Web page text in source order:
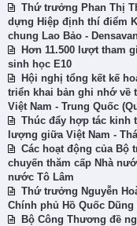
Thứ trưởng Phan Thị
dựng Hiệp định thí điểm
chung Lao Bảo -
Hơn 11.500 lượt tham
sinh học E10
Hội nghị tổng kết kế
triển khai bản ghi nhớ về
Việt Nam - Trung Quốc
Thúc đẩy hợp tác kinh
lượng giữa Việt Nam -
Các hoạt động của Bộ
chuyến thăm cấp Nhà
nước Tô Lâm
Thứ trưởng Nguyễn
Chính phủ Hồ Quốc
Bộ Công Thương đề